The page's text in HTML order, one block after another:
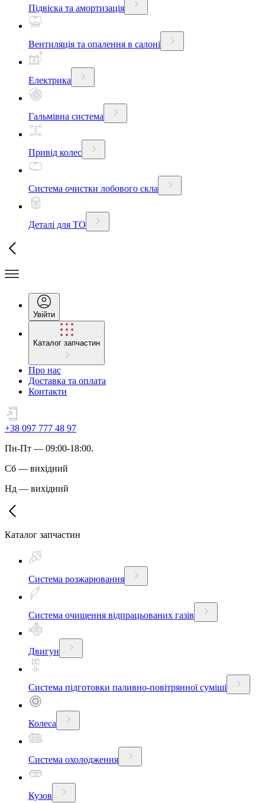
Підвіска та амортизація
Вентиляція та опалення в салоні
Електрика
Гальмівна система
Привід колес
Система очистки лобового скла
Деталі для ТО
Увійти
Каталог запчастин
Про нас
Доставка та оплата
Контакти
+38 097 777 48 97
Пн-Пт — 09:00-18:00.
Сб — вихідний
Нд — вихідний
Каталог запчастин
Система розжарювання
Система очищення відпрацьованих газів
Двигун
Система підготовки паливно-повітрянної суміші
Колеса
Система охолодження
Кузов